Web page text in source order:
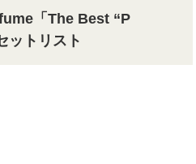
「The Best “P
ットリスト